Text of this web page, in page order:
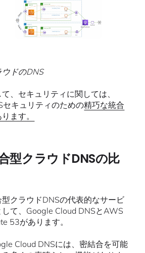
ウドのDNS
、セキュリティに関しては、
セキュリティのための精巧な統合
ます。
型クラウドDNSの比
型クラウドDNSの代表的なサービ
して、Google Cloud DNSとAWS
53があります。
Cloud DNSには、密結合を可能